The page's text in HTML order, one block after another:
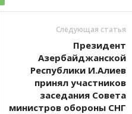
Следующая статья
Президент
Азербайджанской
Республики И.Алиев
принял участников
заседания Совета
министров обороны СНГ